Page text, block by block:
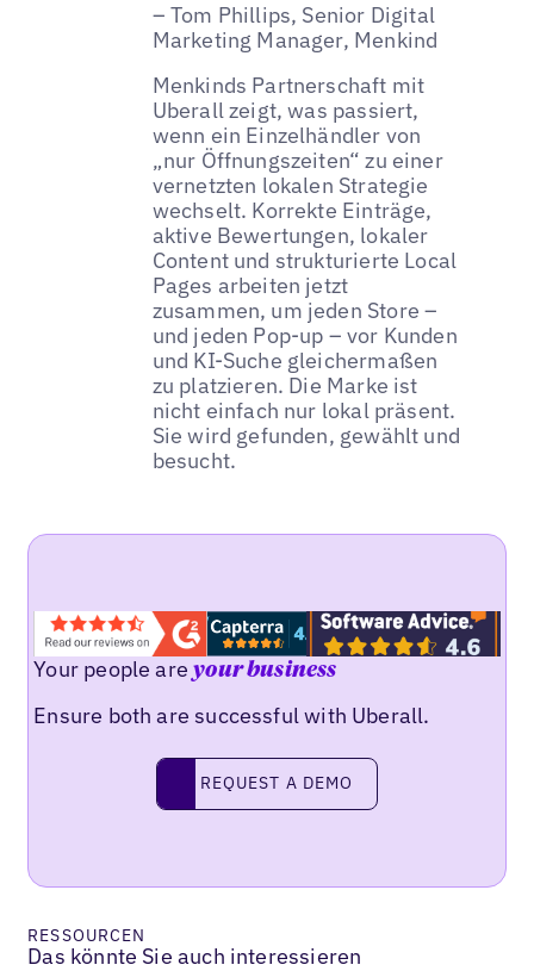
– Tom Phillips, Senior Digital
Marketing Manager, Menkind
Menkinds Partnerschaft mit
Uberall zeigt, was passiert,
wenn ein Einzelhändler von
„nur Öffnungszeiten“ zu einer
vernetzten lokalen Strategie
wechselt. Korrekte Einträge,
aktive Bewertungen, lokaler
Content und strukturierte Local
Pages arbeiten jetzt
zusammen, um jeden Store –
und jeden Pop-up – vor Kunden
und KI-Suche gleichermaßen
zu platzieren. Die Marke ist
nicht einfach nur lokal präsent.
Sie wird gefunden, gewählt und
besucht.
Your people areyour business
Ensure both are successful with Uberall.
request a demo
REQUEST A DEMO
RESSOURCEN
Das könnte Sie auch interessieren